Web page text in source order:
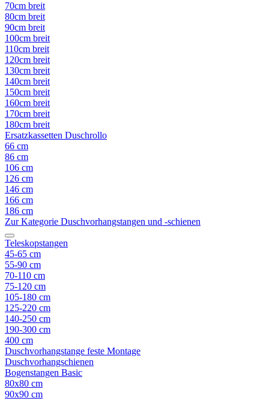
70cm breit
80cm breit
90cm breit
100cm breit
110cm breit
120cm breit
130cm breit
140cm breit
150cm breit
160cm breit
170cm breit
180cm breit
Ersatzkassetten Duschrollo
66 cm
86 cm
106 cm
126 cm
146 cm
166 cm
186 cm
Zur Kategorie Duschvorhangstangen und -schienen
Teleskopstangen
45-65 cm
55-90 cm
70-110 cm
75-120 cm
105-180 cm
125-220 cm
140-250 cm
190-300 cm
400 cm
Duschvorhangstange feste Montage
Duschvorhangschienen
Bogenstangen Basic
80x80 cm
90x90 cm